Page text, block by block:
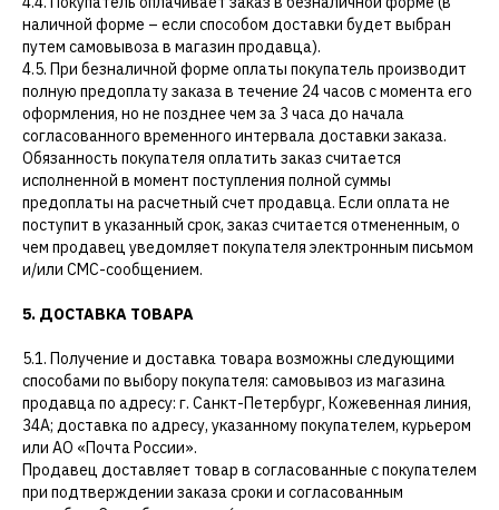
наличной форме – если способом доставки будет выбран
путем самовывоза в магазин продавца).
4.5. При безналичной форме оплаты покупатель производит
полную предоплату заказа в течение 24 часов с момента его
оформления, но не позднее чем за 3 часа до начала
согласованного временного интервала доставки заказа.
Обязанность покупателя оплатить заказ считается
исполненной в момент поступления полной суммы
предоплаты на расчетный счет продавца. Если оплата не
поступит в указанный срок, заказ считается отмененным, о
чем продавец уведомляет покупателя электронным письмом
и/или СМС-сообщением.
5. ДОСТАВКА ТОВАРА
5.1. Получение и доставка товара возможны следующими
способами по выбору покупателя: самовывоз из магазина
продавца по адресу: г. Санкт-Петербург, Кожевенная линия,
34А; доставка по адресу, указанному покупателем, курьером
или АО «Почта России».
Продавец доставляет товар в согласованные с покупателем
при подтверждении заказа сроки и согласованным